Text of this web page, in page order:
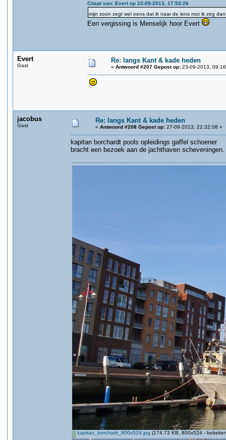
Citaat van: Evert op 22-09-2013, 17:53:26
mijn zoon zegt wel eens dat ik naar de lens mot ik zeg
Een vergissing is Menselijk hoor Evert
Evert
Gast
Re: langs Kant & kade heden
« Antwoord #207 Gepost op: 23-09-2013,
jacobus
Gast
Re: langs Kant & kade heden
« Antwoord #208 Gepost op: 27-09-2013, 22:32:08 »
kapitan borchardt pools opleidings gaffel schoener
bracht een bezoek aan de jachthaven scheveningen.
kapitan_borchadt_800x524.jpg (174.73 KB, 800x524 -